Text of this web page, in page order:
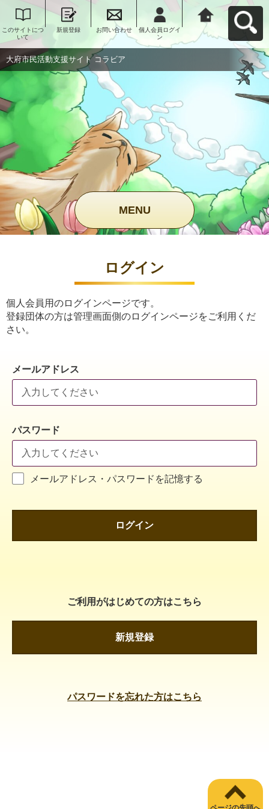
このサイトにつ
いて
新規登録 お問い合わせ
個人会員ログイ
ン
大府市民活動支
援サイト コラビ
アへ戻る
大府市民活動支援サイト コラビア
MENU
ログイン
個人会員用のログインページです。
登録団体の方は管理画面側のログインページをご利用くだ
さい。
メールアドレス
パスワード
メールアドレス・パスワードを記憶する
ログイン
ご利用がはじめての方はこちら
新規登録
パスワードを忘れた方はこちら